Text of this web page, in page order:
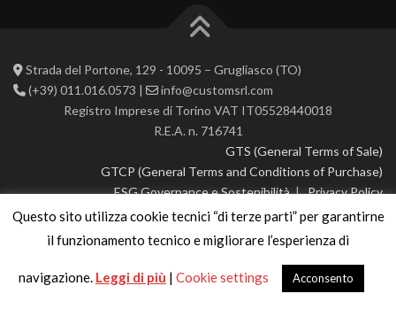
Strada del Portone, 129 - 10095 – Grugliasco (TO)
(+39) 011.016.0573 |
info@customsrl.com
Registro Imprese di Torino VAT IT05528440018
R.E.A. n. 716741
GTS (General Terms of Sale)
GTCP (General Terms and Conditions of Purchase)
ESG Governance e Sostenibilità|Privacy Policy
© 2026 CustoM 2.0 | All rights reserved
Questo sito utilizza cookie tecnici “di terze parti” per garantirne
il funzionamento tecnico e migliorare l’esperienza di
navigazione. Leggi di più | Cookie settings Acconsento